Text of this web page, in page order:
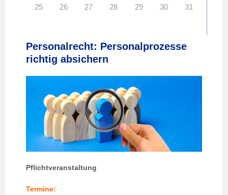
25 26 27 28 29 30 31
Personalrecht: Personalprozesse
richtig absichern
Pflichtveranstaltung
Termine: